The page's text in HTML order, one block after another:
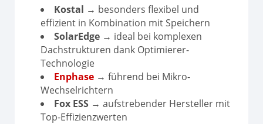
Kostal → besonders flexibel und
effizient in Kombination mit Speichern
SolarEdge → ideal bei komplexen
Dachstrukturen dank Optimierer-
Technologie
Enphase → führend bei Mikro-
Wechselrichtern
Fox ESS → aufstrebender Hersteller mit
Top-Effizienzwerten